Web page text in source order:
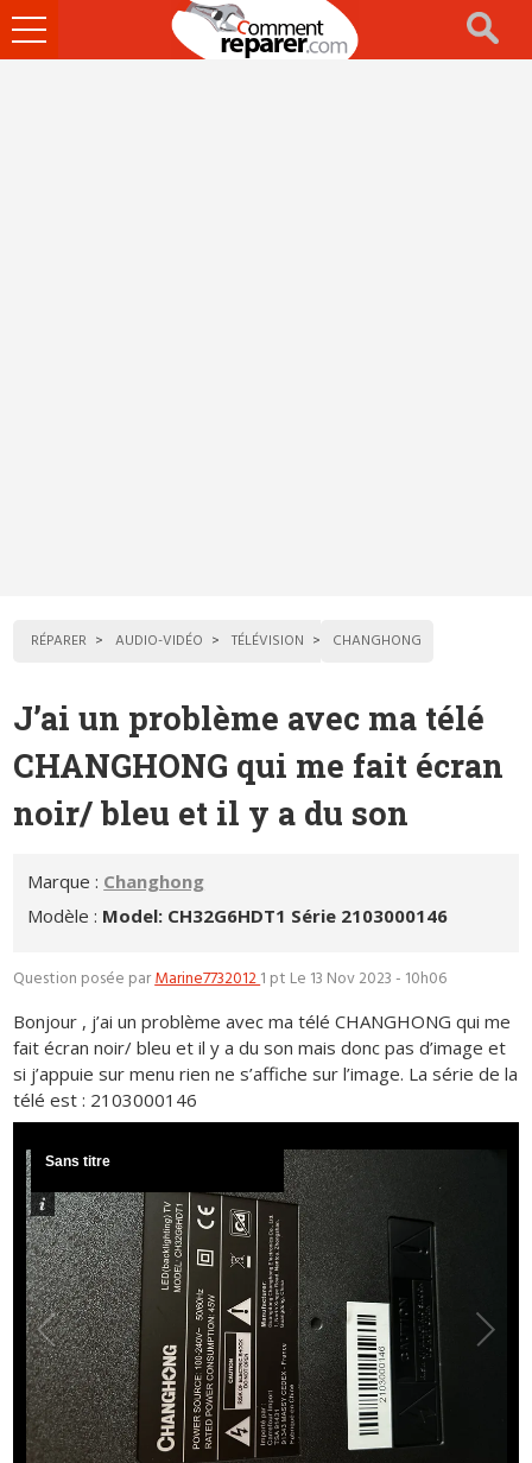
Ouvrir
le
RÉPARER AUDIO-VIDÉO TÉLÉVISION CHANGHONG
J’ai un problème avec ma télé
CHANGHONG qui me fait écran
noir/ bleu et il y a du son
Marque : Changhong
Modèle : Model: CH32G6HDT1 Série 2103000146
Question posée parMarine77320121 pt Le 13 Nov 2023 - 10h06
Bonjour , j’ai un problème avec ma télé CHANGHONG qui me
fait écran noir/ bleu et il y a du son mais donc pas d’image et
si j’appuie sur menu rien ne s’affiche sur l’image. La série de la
télé est : 2103000146
Sans titre